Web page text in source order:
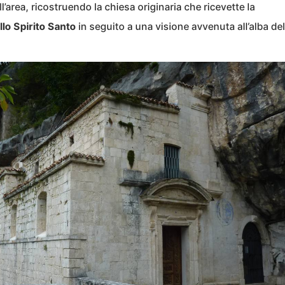
ricostruendo la chiesa originaria che ricevette la
Spirito Santo in seguito a una visione avvenuta all’alba del